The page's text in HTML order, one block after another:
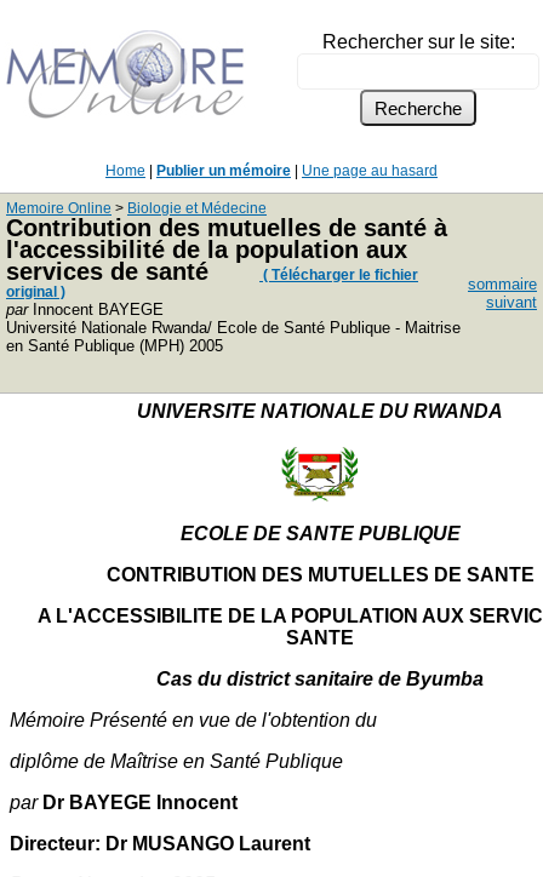
Rechercher sur le site:
Home Publier un mémoire Une page au hasard
Memoire Online > Biologie et Médecine
Contribution des mutuelles de santé à
l'accessibilité de la population aux
services de santé
( Télécharger le fichier
original )
parInnocent BAYEGE
Université Nationale Rwanda/ Ecole de Santé Publique - Maitrise
en Santé Publique (MPH) 2005
sommaire
suivant
UNIVERSITE NATIONALE DU RWANDA
ECOLE DE SANTE PUBLIQUE
CONTRIBUTION DES MUTUELLES DE SANTE
A L'ACCESSIBILITE DE LA POPULATION AUX
SANTE
Cas du district sanitaire de Byumba
Mémoire Présenté en vue de l'obtention du
diplôme de Maîtrise en Santé Publique
par Dr BAYEGE Innocent
Directeur: Dr MUSANGO Laurent